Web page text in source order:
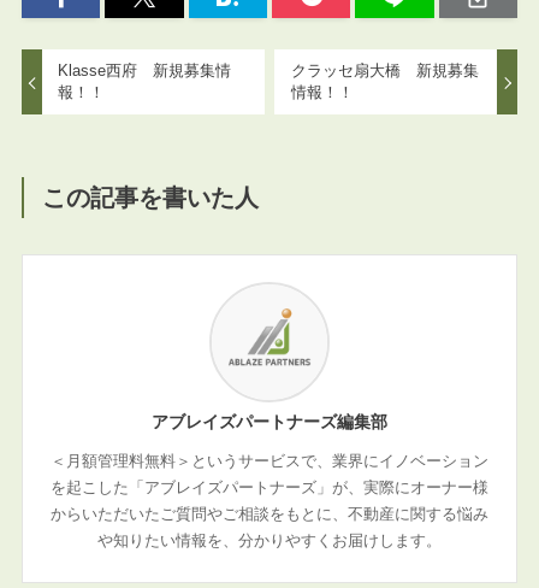
Klasse西府 新規募集情
報！！
クラッセ扇大橋 新規募集
情報！！
この記事を書いた人
アブレイズパートナーズ編集部
＜月額管理料無料＞というサービスで、業界にイノベーション
を起こした「アブレイズパートナーズ」が、実際にオーナー様
からいただいたご質問やご相談をもとに、不動産に関する悩み
や知りたい情報を、分かりやすくお届けします。